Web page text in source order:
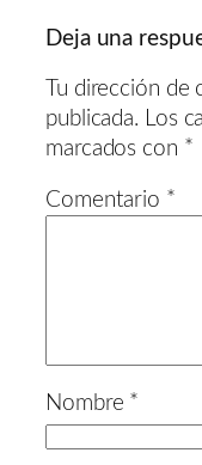
Deja una
Tu dirección
publicada. Los
marcados con *
Comentario *
Nombre *